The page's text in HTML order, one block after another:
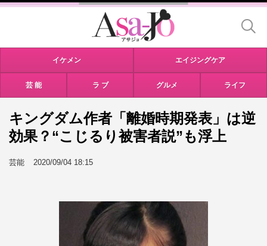
イケメン エイジングケア
芸 能 ラ ブ グルメ ライフ
キングダム作者「離婚時期発表」は逆
効果？“こじるり被害者説”も浮上
芸能 2020/09/04 18:15